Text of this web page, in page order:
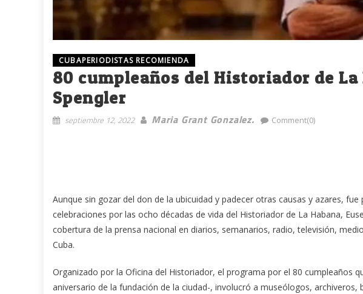
CUBAPERIODISTAS RECOMIENDA
80 cumpleaños del Historiador de La
Spengler
septiembre 12, 2022 Maria Grant Gonzalez. Comment(0)
Aunque sin gozar del don de la ubicuidad y padecer otras causas y azares,
celebraciones por las ocho décadas de vida del Historiador de La Habana,
cobertura de la prensa nacional en diarios, semanarios, radio, televisión,
Cuba.
Organizado por la Oficina del Historiador, el programa por el 80 cumpleaños
aniversario de la fundación de la ciudad-, involucró a museólogos,